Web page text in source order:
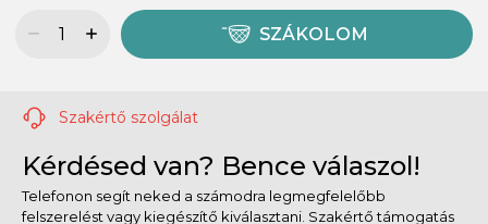
SZÁKOLOM
Szakértő szolgálat
Kérdésed van? Bence válaszol!
Telefonon segít neked a számodra legmegfelelőbb
felszerelést vagy kiegészítő kiválasztani. Szakértő támogatás